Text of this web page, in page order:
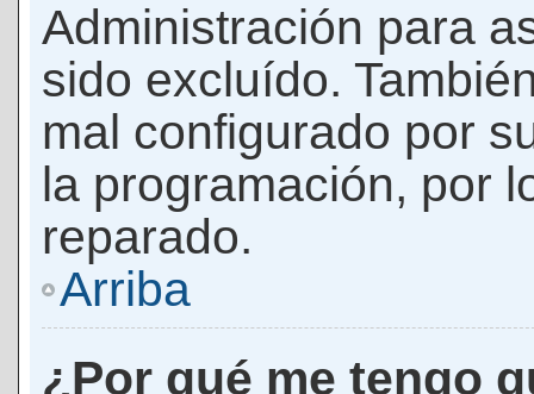
Administración para
sido excluído.
mal configurado por
la programación, por
reparado.
Arriba
¿Por qué me tengo